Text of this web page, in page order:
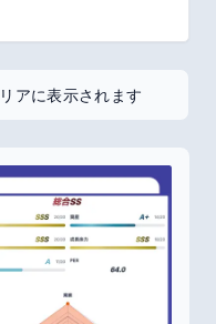
アに表示されます